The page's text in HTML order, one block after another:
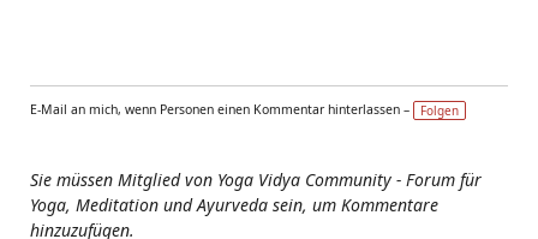
E-Mail an mich, wenn Personen einen Kommentar hinterlassen – Folgen
Sie müssen Mitglied von Yoga Vidya Community - Forum für
Yoga, Meditation und Ayurveda sein, um Kommentare
hinzuzufügen.